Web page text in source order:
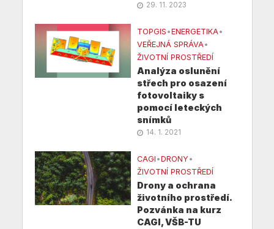
29. 11. 2023
TOPGIS •ENERGETIKA•
VEŘEJNÁ SPRÁVA•
ŽIVOTNÍ PROSTŘEDÍ
Analýza oslunění
střech pro osazení
fotovoltaiky s
pomocí leteckých
snímků
14. 1. 2021
CAGI •DRONY •
ŽIVOTNÍ PROSTŘEDÍ
Drony a ochrana
životního prostředí.
Pozvánka na kurz
CAGI, VŠB-TU